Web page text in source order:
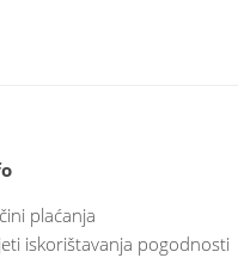
plaćanja
iskorištavanja pogodnosti